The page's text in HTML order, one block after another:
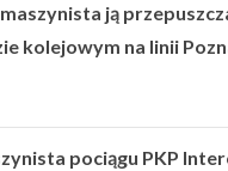
maszynista ją
kolejowym na linii
pociągu PKP